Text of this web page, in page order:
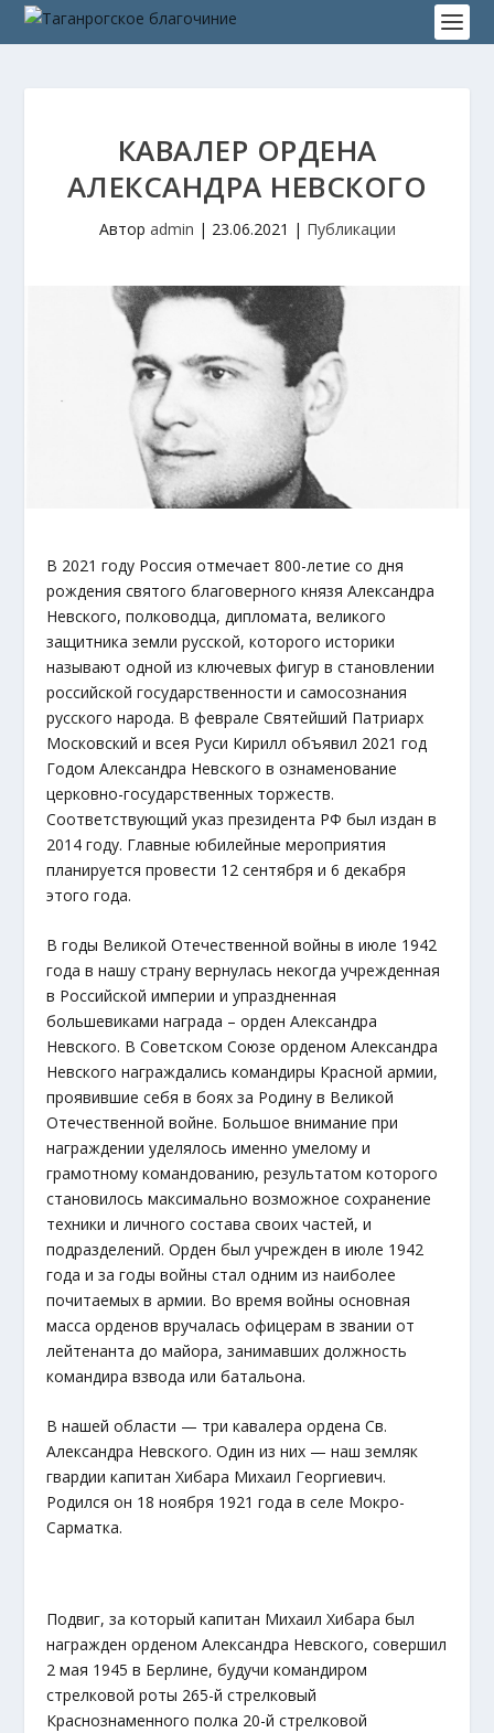
КАВАЛЕР ОРДЕНА
АЛЕКСАНДРА НЕВСКОГО
Автор admin | 23.06.2021 | Публикации
В 2021 году Россия отмечает 800-летие со дня
рождения святого благоверного князя Александра
Невского, полководца, дипломата, великого
защитника земли русской, которого историки
называют одной из ключевых фигур в становлении
российской государственности и самосознания
русского народа. В феврале Святейший Патриарх
Московский и всея Руси Кирилл объявил 2021 год
Годом Александра Невского в ознаменование
церковно-государственных торжеств.
Соответствующий указ президента РФ был издан в
2014 году. Главные юбилейные мероприятия
планируется провести 12 сентября и 6 декабря
этого года.
В годы Великой Отечественной войны в июле 1942
года в нашу страну вернулась некогда учрежденная
в Российской империи и упраздненная
большевиками награда – орден Александра
Невского. В Советском Союзе орденом Александра
Невского награждались командиры Красной армии,
проявившие себя в боях за Родину в Великой
Отечественной войне. Большое внимание при
награждении уделялось именно умелому и
грамотному командованию, результатом которого
становилось максимально возможное сохранение
техники и личного состава своих частей, и
подразделений. Орден был учрежден в июле 1942
года и за годы войны стал одним из наиболее
почитаемых в армии. Во время войны основная
масса орденов вручалась офицерам в звании от
лейтенанта до майора, занимавших должность
командира взвода или батальона.
В нашей области — три кавалера ордена Св.
Александра Невского. Один из них — наш земляк
гвардии капитан Хибара Михаил Георгиевич.
Родился он 18 ноября 1921 года в селе Мокро-
Сарматка.
Подвиг, за который капитан Михаил Хибара был
награжден орденом Александра Невского, совершил
2 мая 1945 в Берлине, будучи командиром
стрелковой роты 265-й стрелковый
Краснознаменного полка 20-й стрелковой